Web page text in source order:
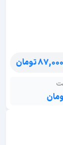
تومان